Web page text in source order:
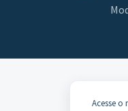
Acesse o